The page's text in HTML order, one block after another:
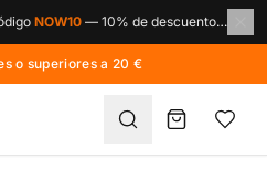
NOW10 — 10% de descuento en toda la marca NOW Foods.
o superiores a 20 €